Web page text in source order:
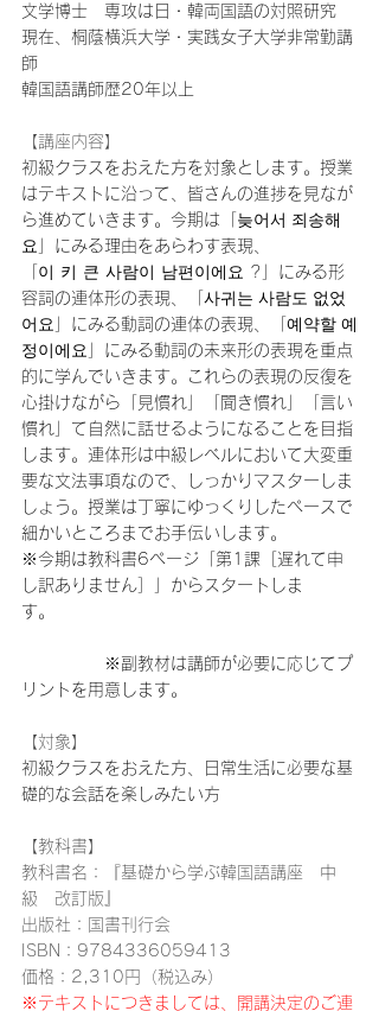
文学博士　専攻は日・韓両国語の対照研究
現在、桐蔭横浜大学・実践女子大学非常勤講
師
韓国語講師歴20年以上
【講座内容】
初級クラスをおえた方を対象とします。授業
はテキストに沿って、皆さんの進捗を見なが
ら進めていきます。今期は「늦어서 죄송해
요」にみる理由をあらわす表現、
「이 키 큰 사람이 남편이에요 ?」にみる形
容詞の連体形の表現、「사귀는 사람도 없었
어요」にみる動詞の連体の表現、「예약할 예
정이에요」にみる動詞の未来形の表現を重点
的に学んでいきます。これらの表現の反復を
心掛けながら「見慣れ」「聞き慣れ」「言い
慣れ」て自然に話せるようになることを目指
します。連体形は中級レベルにおいて大変重
要な文法事項なので、しっかりマスターしま
しょう。授業は丁寧にゆっくりしたペースで
細かいところまでお手伝いします。
※今期は教科書6ページ「第1課［遅れて申
し訳ありません］」からスタートしま
す。
※副教材は講師が必要に応じてプ
リントを用意します。
【対象】
初級クラスをおえた方、日常生活に必要な基
礎的な会話を楽しみたい方
【教科書】
教科書名：『基礎から学ぶ韓国語講座　中
級　改訂版』
出版社：国書刊行会
ISBN：9784336059413
価格：2,310円（税込み）
※テキストにつきましては、開講決定のご連